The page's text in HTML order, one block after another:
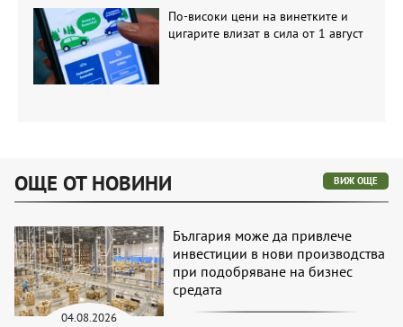
По-високи цени на винетките и
цигарите влизат в сила от 1 август
ОЩЕ ОТ НОВИНИ ВИЖ ОЩЕ
04.08.2026
България може да привлече
инвестиции в нови производства
при подобряване на бизнес
средата